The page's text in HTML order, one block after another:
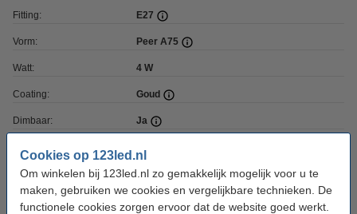
Cookies op 123led.nl
Om winkelen bij 123led.nl zo gemakkelijk mogelijk voor u te
maken, gebruiken we cookies en vergelijkbare technieken. De
functionele cookies zorgen ervoor dat de website goed werkt.
Fitting: E27
Vorm: Peer A75
Watt: 4 W
Coating: Goud
Dimbaar: Ja
Ingangsfrequentie: 50-60Hz